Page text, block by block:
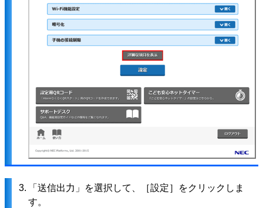
3.
「送信出力」を選択して、［設定］をクリックしま
す。